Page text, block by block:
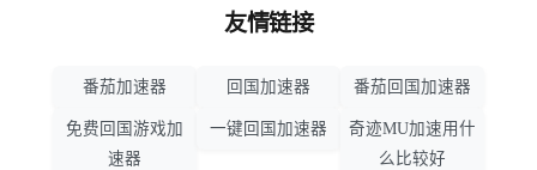
友情链接
番茄加速器 回国加速器 番茄回国加速器
免费回国游戏加
速器
一键回国加速器
奇迹MU加速用什
么比较好